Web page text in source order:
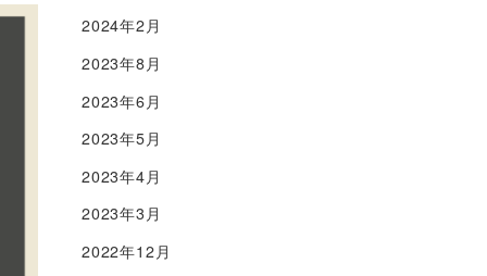
2024年2月
2023年8月
2023年6月
2023年5月
2023年4月
2023年3月
2022年12月